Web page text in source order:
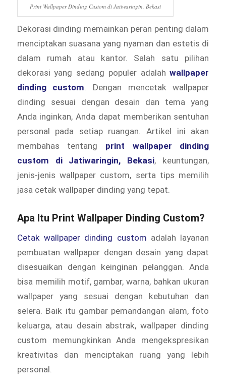
Print Wallpaper Dinding Custom di Jatiwaringin, Bekasi
Dekorasi dinding memainkan peran penting dalam
menciptakan suasana yang nyaman dan estetis di
dalam rumah atau kantor. Salah satu pilihan
dekorasi yang sedang populer adalahwallpaper
dinding custom . Dengan mencetak wallpaper
dinding sesuai dengan desain dan tema yang
Anda inginkan, Anda dapat memberikan sentuhan
personal pada setiap ruangan. Artikel ini akan
membahas tentang print wallpaper dinding
custom di Jatiwaringin, Bekasi, keuntungan,
jenis-jenis wallpaper custom, serta tips memilih
jasa cetak wallpaper dinding yang tepat.
Apa Itu Print Wallpaper Dinding Custom?
Cetak wallpaper dinding custom adalah layanan
pembuatan wallpaper dengan desain yang dapat
disesuaikan dengan keinginan pelanggan. Anda
bisa memilih motif, gambar, warna, bahkan ukuran
wallpaper yang sesuai dengan kebutuhan dan
selera. Baik itu gambar pemandangan alam, foto
keluarga, atau desain abstrak, wallpaper dinding
custom memungkinkan Anda mengekspresikan
kreativitas dan menciptakan ruang yang lebih
personal.